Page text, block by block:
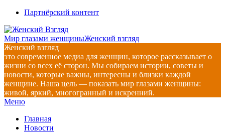
Перейти
содержимому
Партнёрский контент
Мир глазами женщиныЖенский взгляд
Женский взгляд
это современное медиа для женщин, которое рассказывает о
жизни со всех её сторон. Мы собираем истории, советы и
новости, которые важны, интересны и близки каждой
женщине. Наша цель — показать мир глазами женщины:
живой, яркий, многогранный и искренний.
Главное
меню
Меню
Главная
Новости